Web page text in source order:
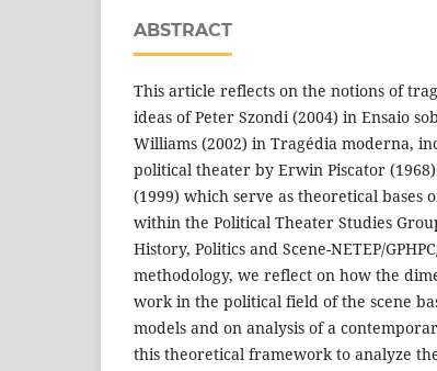
ABSTRACT
This article reflects on the notions of
ideas of Peter Szondi (2004) in Ensaio
Williams (2002) in Tragédia moderna,
political theater by Erwin Piscator
(1999) which serve as theoretical bases
within the Political Theater Studies
History, Politics and Scene-NETEP/
methodology, we reflect on how the
work in the political field of the scene
models and on analysis of a
this theoretical framework to analyze